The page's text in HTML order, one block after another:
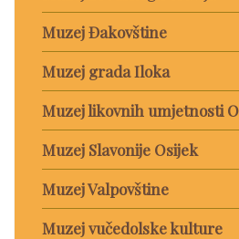
Muzej Đakovštine
Muzej grada Iloka
Muzej likovnih umjetnosti
Muzej Slavonije Osijek
Muzej Valpovštine
Muzej vučedolske kulture